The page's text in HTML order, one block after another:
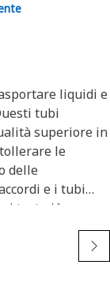
liquidi e
tubi
superiore in
le
delle
e i tubi
test più
tubo flessibile e
la